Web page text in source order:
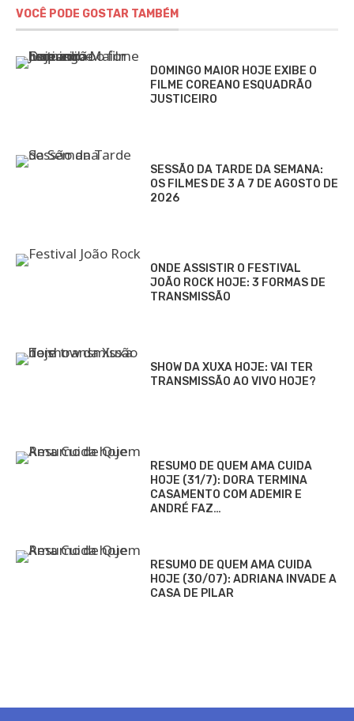
VOCÊ PODE GOSTAR TAMBÉM
DOMINGO MAIOR HOJE EXIBE O
FILME COREANO ESQUADRÃO
JUSTICEIRO
SESSÃO DA TARDE DA SEMANA:
OS FILMES DE 3 A 7 DE AGOSTO DE
2026
ONDE ASSISTIR O FESTIVAL
JOÃO ROCK HOJE: 3 FORMAS DE
TRANSMISSÃO
SHOW DA XUXA HOJE: VAI TER
TRANSMISSÃO AO VIVO HOJE?
RESUMO DE QUEM AMA CUIDA
HOJE (31/7): DORA TERMINA
CASAMENTO COM ADEMIR E
ANDRÉ FAZ…
RESUMO DE QUEM AMA CUIDA
HOJE (30/07): ADRIANA INVADE A
CASA DE PILAR